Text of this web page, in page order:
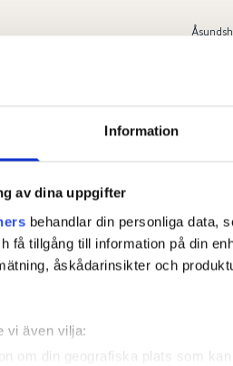
Information
av dina uppgifter
behandlar din personliga data,
få tillgång till information på din
åskådarinsikter och
vi även vilja:
om din geografiska plats som
Borås
Kinds